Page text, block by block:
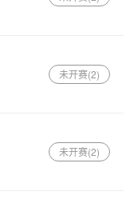
未开赛(2)
未开赛(2)